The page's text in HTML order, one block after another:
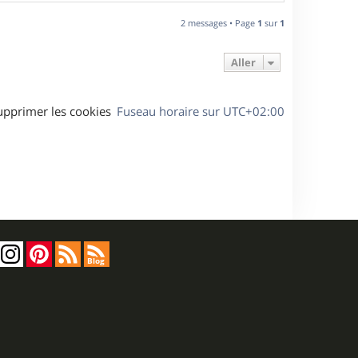
a
t
2 messages • Page 1 sur 1
Aller
Fuseau horaire sur UTC+02:00
les cookies